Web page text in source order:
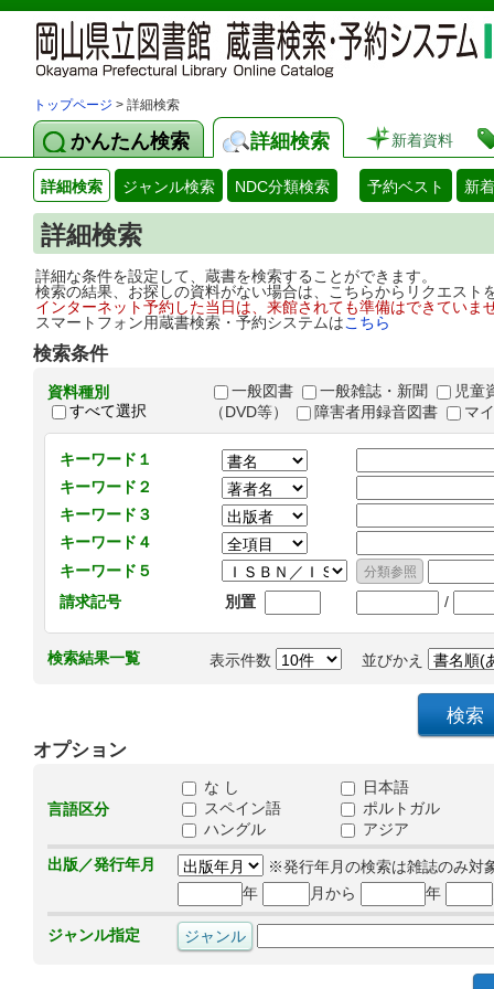
トップページ > 詳細検索
かんたん検索 詳細検索 新着資料
詳細検索 ジャンル検索 NDC分類検索 予約ベスト 新
詳細検索
詳細な条件を設定して、蔵書を検索することができます。
検索の結果、お探しの資料がない場合は、こちらからリクエス
インターネット予約した当日は、来館されても準備はできてい
スマートフォン用蔵書検索・予約システムはこちら
検索条件
資料種別
すべて選択
一般図書 一般雑誌・新聞
児童
（DVD等）
障害者用録音図書 マ
キーワード１
キーワード２
キーワード３
キーワード４
キーワード５
請求記号
別置 /
検索結果一覧 表示件数 並びかえ
オプション
言語区分
な し
日本語
スペイン語
ポルトガル
ハングル
アジア
出版／発行年月
※発行年月の検索は雑誌のみ対
年
月から 年
ジャンル指定